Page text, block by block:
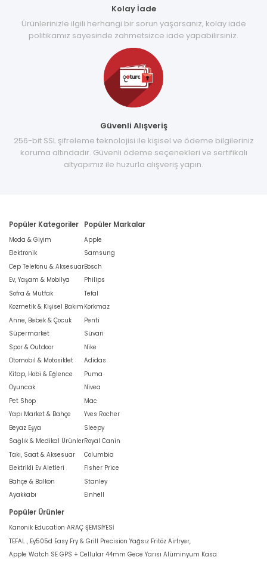
Kolay İade
Ürünlerinizle ilgili herhangi bir sorun yaşarsanız, kolay iade
politikamız sayesinde zahmetsizce iade yapabilirsiniz.
Güvenli Alışveriş
256-bit SSL şifreleme teknolojisi ile kişisel ve ödeme bilgileriniz
koruma altındadır. Güvenli ödeme seçenekleri ve sertifikalı
altyapımız ile huzurla alışveriş yapın.
Popüler Kategoriler
Moda & Giyim
Elektronik
Cep Telefonu & Aksesuar
Ev, Yaşam & Mobilya
Sofra & Mutfak
Kozmetik & Kişisel Bakım
Anne, Bebek & Çocuk
Süpermarket
Spor & Outdoor
Otomobil & Motosiklet
Kitap, Hobi & Eğlence
Oyuncak
Pet Shop
Yapı Market & Bahçe
Beyaz Eşya
Sağlık & Medikal Ürünler
Takı, Saat & Aksesuar
Elektrikli Ev Aletleri
Bahçe & Balkon
Ayakkabı
Popüler Markalar
Apple
Samsung
Bosch
Philips
Tefal
Korkmaz
Penti
Süvari
Nike
Adidas
Puma
Nivea
Mac
Yves Rocher
Sleepy
Royal Canin
Columbia
Fisher Price
Stanley
Einhell
Popüler Ürünler
Kanonik Education ARAÇ ŞEMSİYESİ
TEFAL , Ey505d Easy Fry & Grill Precision Yağsız Fritöz Airfryer,
Apple Watch SE GPS + Cellular 44mm Gece Yarısı Alüminyum Kasa